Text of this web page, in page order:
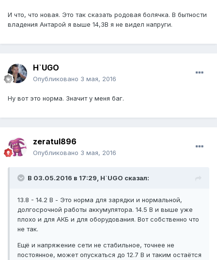
И что, что новая. Это так сказать родовая болячка. В бытности
владения Антарой я выше 14,3В я не видел напруги.
H`UGO
Опубликовано 3 мая, 2016
Ну вот это норма. Значит у меня баг.
zeratul896
Опубликовано 3 мая, 2016
В 03.05.2016 в 17:29, H`UGO сказал:
13.8 - 14.2 В - Это норма для зарядки и нормальной,
долгосрочной работы аккумулятора. 14.5 В и выше уже
плохо и для АКБ и для оборудования. Вот собственно что
не так.
Ещё и напряжение сети не стабильное, точнее не
постоянное, может опускаться до 12.7 В и таким остаётся